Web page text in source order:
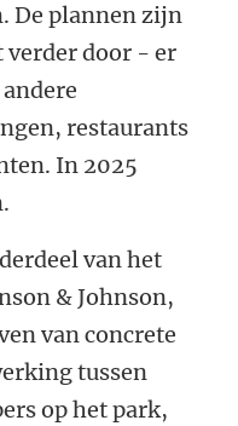
De plannen zijn
verder door - er
restaurants
In 2025
van het
& Johnson,
van concrete
tussen
op het park,